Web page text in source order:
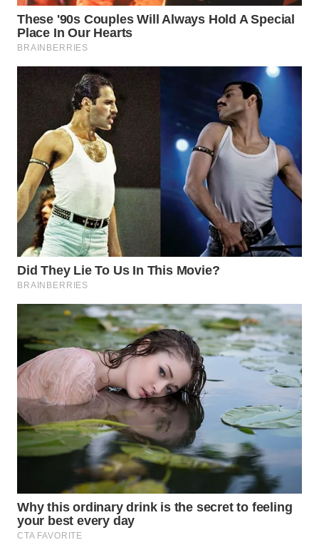
WAHANA
LISTRIK
WAHANA
TV
WAHANANEWS
ID
WAHANANEWS
CO ID
WAHANANEWS
WAHANA
SPORT
WAHANA
UMKM
WAHANA
SELEB
WAHANA
PERSONA